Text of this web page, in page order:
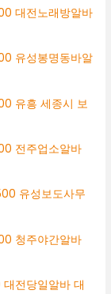
대전노래방알바
유성봉명동바알
유흥 세종시 보
전주업소알바
유성보도사무
청주야간알바
전당일알바 대